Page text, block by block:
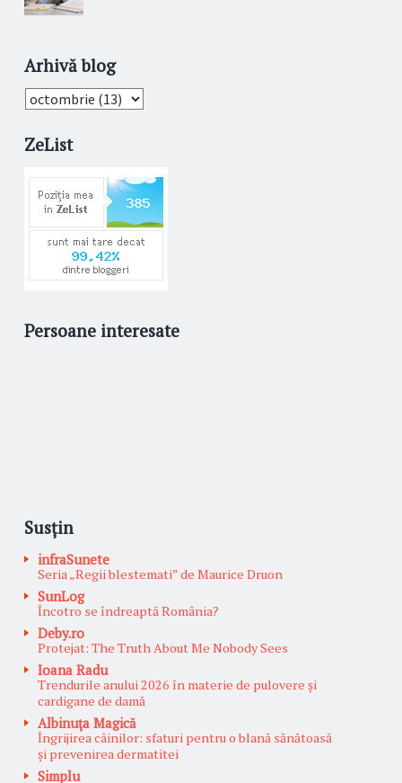
Arhivă blog
ZeList
Persoane interesate
Susțin
infraSunete
Seria „Regii blestemati” de Maurice Druon
SunLog
Încotro se îndreaptă România?
Deby.ro
Protejat: The Truth About Me Nobody Sees
Ioana Radu
Trendurile anului 2026 în materie de pulovere și
cardigane de damă
Albinuţa Magică
Îngrijirea câinilor: sfaturi pentru o blană sănătoasă
și prevenirea dermatitei
Simplu